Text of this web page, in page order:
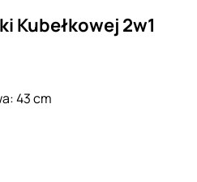
Kubełkowej 2w1
43 cm